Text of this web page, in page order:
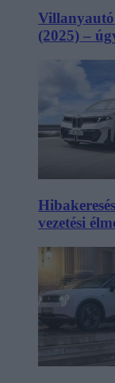
Villanyautó
(2025) –
vezetési